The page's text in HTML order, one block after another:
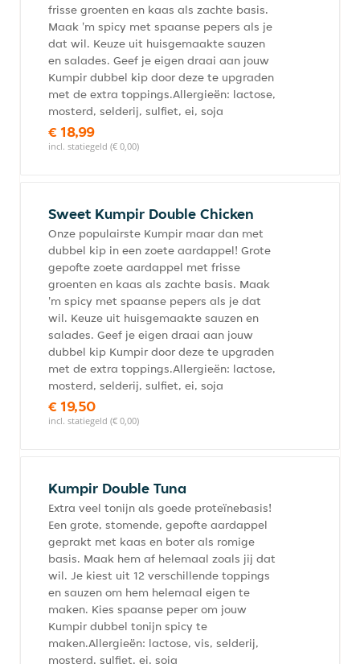
frisse groenten en kaas als zachte basis.
Maak 'm spicy met spaanse pepers als je
dat wil. Keuze uit huisgemaakte sauzen
en salades. Geef je eigen draai aan jouw
Kumpir dubbel kip door deze te upgraden
met de extra toppings.Allergieën: lactose,
mosterd, selderij, sulfiet, ei, soja
€ 18,99
incl. statiegeld (€ 0,00)
Sweet Kumpir Double Chicken
Onze populairste Kumpir maar dan met
dubbel kip in een zoete aardappel! Grote
gepofte zoete aardappel met frisse
groenten en kaas als zachte basis. Maak
'm spicy met spaanse pepers als je dat
wil. Keuze uit huisgemaakte sauzen en
salades. Geef je eigen draai aan jouw
dubbel kip Kumpir door deze te upgraden
met de extra toppings.Allergieën: lactose,
mosterd, selderij, sulfiet, ei, soja
€ 19,50
incl. statiegeld (€ 0,00)
Kumpir Double Tuna
Extra veel tonijn als goede proteïnebasis!
Een grote, stomende, gepofte aardappel
geprakt met kaas en boter als romige
basis. Maak hem af helemaal zoals jij dat
wil. Je kiest uit 12 verschillende toppings
en sauzen om hem helemaal eigen te
maken. Kies spaanse peper om jouw
Kumpir dubbel tonijn spicy te
maken.Allergieën: lactose, vis, selderij,
mosterd, sulfiet, ei, soja